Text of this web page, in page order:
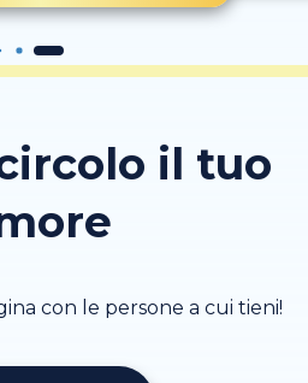
il tuo
con le persone a cui tieni!